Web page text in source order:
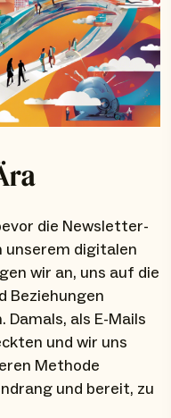
die Newsletter-
digitalen
wir an, uns auf die
Beziehungen
Damals, als E-Mails
und wir uns
Methode
und bereit, zu